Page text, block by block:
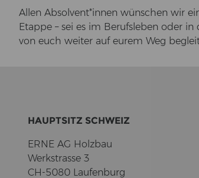
Allen Ab­sol­vent*innen wün­schen wir
Etap­pe – sei es im Be­rufs­le­ben oder in
von euch wei­ter auf eurem Weg
HAUPT­SITZ SCHWEIZ
ERNE AG Holz­bau
Werk­stras­se 3
CH-5080 Lau­fen­burg